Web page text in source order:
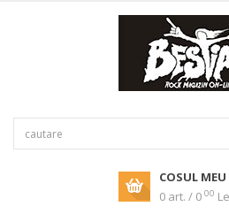
COSUL MEU
0 art. / 0 00